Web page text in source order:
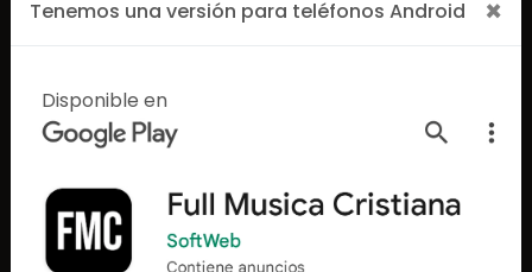
Tenemos una versión para teléfonos Android ×
Disponible en